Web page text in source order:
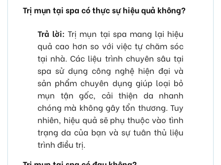
Trị mụn tại spa có thực sự hiệu quả không?
Trả lời: Trị mụn tại spa mang lại hiệu
quả cao hơn so với việc tự chăm sóc
tại nhà. Các liệu trình chuyên sâu tại
spa sử dụng công nghệ hiện đại và
sản phẩm chuyên dụng giúp loại bỏ
mụn tận gốc, cải thiện da nhanh
chóng mà không gây tổn thương. Tuy
nhiên, hiệu quả sẽ phụ thuộc vào tình
trạng da của bạn và sự tuân thủ liệu
trình điều trị.